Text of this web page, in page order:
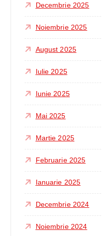
Decembrie 2025
Noiembrie 2025
August 2025
Iulie 2025
Iunie 2025
Mai 2025
Martie 2025
Februarie 2025
Ianuarie 2025
Decembrie 2024
Noiembrie 2024